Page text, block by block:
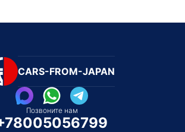
CARS-FROM-JAPAN
Позвоните нам